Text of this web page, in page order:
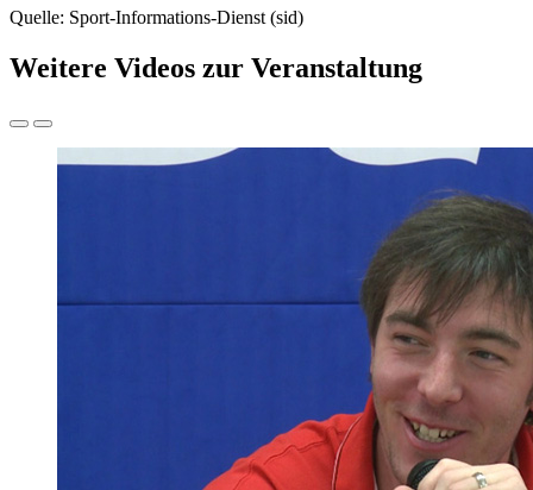
Quelle: Sport-Informations-Dienst (sid)
Weitere Videos zur Veranstaltung